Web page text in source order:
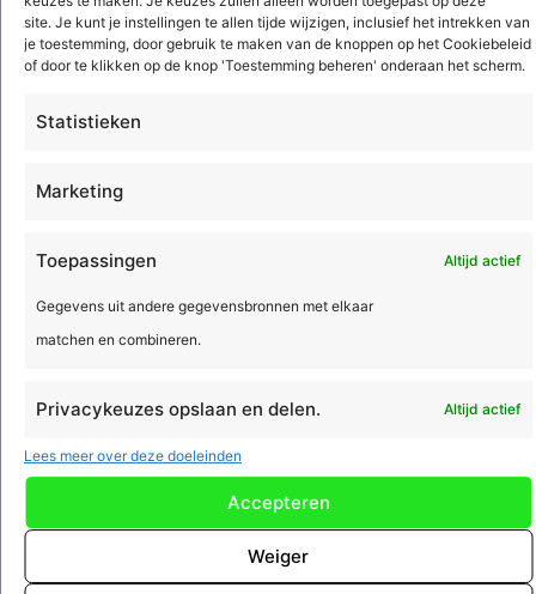
site. Je kunt je instellingen te allen tijde wijzigen, inclusief het intrekken van
je toestemming, door gebruik te maken van de knoppen op het Cookiebeleid
of door te klikken op de knop 'Toestemming beheren' onderaan het scherm.
Statistieken
Marketing
Toepassingen Altijd actief
Gegevens uit andere gegevensbronnen met elkaar
matchen en combineren.
Privacykeuzes opslaan en delen. Altijd actief
Lees meer over deze doeleinden
Accepteren
Weiger
van toepassing.
Sanitair
Beveiliging
Regeltechniek
HVAC
Luchtbehandeling en klimaattechniek
Verkeerstechniek
Service en onderhoudsbedrijven